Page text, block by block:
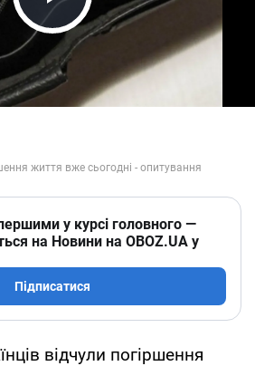
Play Video
у курсі головного —
на Новини на OBOZ.UA у
Підписатися
відчули погіршення